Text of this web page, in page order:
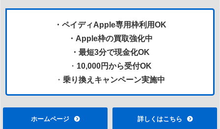
・ペイディApple専用枠利用OK
・Apple枠の買取強化中
・最短3分で現金化OK
・ 10,000円から受付OK
・ 乗り換えキャンペーン実施中
ホームページ 詳しくはこちら